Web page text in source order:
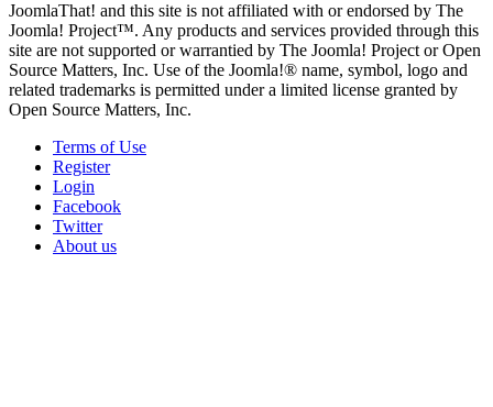
JoomlaThat! and this site is not affiliated with or endorsed by The
Joomla! Project™. Any products and services provided through this
site are not supported or warrantied by The Joomla! Project or Open
Source Matters, Inc. Use of the Joomla!® name, symbol, logo and
related trademarks is permitted under a limited license granted by
Open Source Matters, Inc.
Terms of Use
Register
Login
Facebook
Twitter
About us